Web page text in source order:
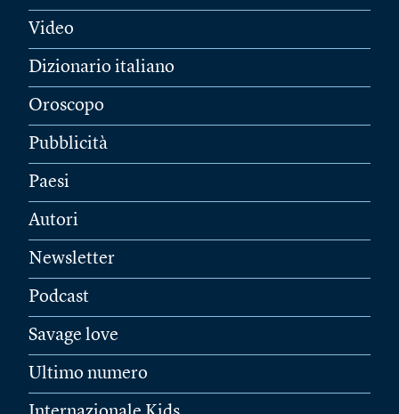
Video
Dizionario italiano
Oroscopo
Pubblicità
Paesi
Autori
Newsletter
Podcast
Savage love
Ultimo numero